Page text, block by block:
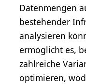
Datenmengen
bestehender
analysieren
ermöglicht es,
zahlreiche
optimieren,